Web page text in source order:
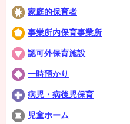
家庭的保育者
事業所内保育事業所
認可外保育施設
一時預かり
病児・病後児保育
児童ホーム